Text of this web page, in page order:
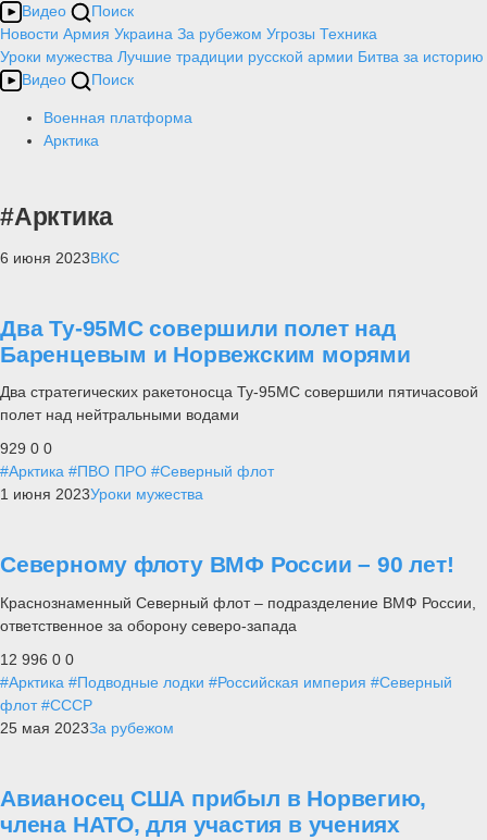
Видео
Поиск
Новости Армия Украина За рубежом Угрозы Техника
Уроки мужества Лучшие традиции русской армии Битва за историю
Видео
Поиск
Военная платформа
Арктика
#Арктика
6 июня 2023ВКС
Два Ту-95МС совершили полет над
Баренцевым и Норвежским морями
Два стратегических ракетоносца Ту-95МС совершили пятичасовой
полет над нейтральными водами
929 0 0
#Арктика #ПВО ПРО #Северный флот
1 июня 2023Уроки мужества
Северному флоту ВМФ России – 90 лет!
Краснознаменный Северный флот – подразделение ВМФ России,
ответственное за оборону северо-запада
12 996 0 0
#Арктика #Подводные лодки #Российская империя #Северный
флот #СССР
25 мая 2023За рубежом
Авианосец США прибыл в Норвегию,
члена НАТО, для участия в учениях